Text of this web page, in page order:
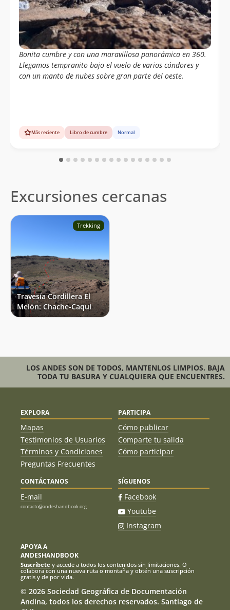
Bonita cumbre y con una maravillosa panorámica en 360.
Llegamos tempranito bajo el vuelo de varios cóndores y
con un manto de nubes sobre gran parte del oeste.
Más reciente Libro de cumbre Normal
Excursiones cercanas
Trekking
Travesía Cordillera El
Melón: Chache-Caqui
LOS ANDES SON DE TODOS, MANTENLOS LIMPIOS. BAJA
TODA TU BASURA Y CUALQUIERA QUE ENCUENTRES.
EXPLORA
Mapas
Testimonios de Usuarios
Términos y Condiciones
Preguntas Frecuentes
PARTICIPA
Cómo publicar
Comparte tu salida
Cómo participar
CONTÁCTANOS
E-mail
contacto@andeshandbook.org
SÍGUENOS
Facebook
Youtube
Instagram
APOYA A
ANDESHANDBOOK
Suscríbete y accede a todos los contenidos sin limitaciones. O
colabora con una nueva ruta o montaña y obtén una suscripción
gratis y de por vida.
© 2026 Sociedad Geográfica de Documentación
Andina, todos los derechos reservados. Santiago de